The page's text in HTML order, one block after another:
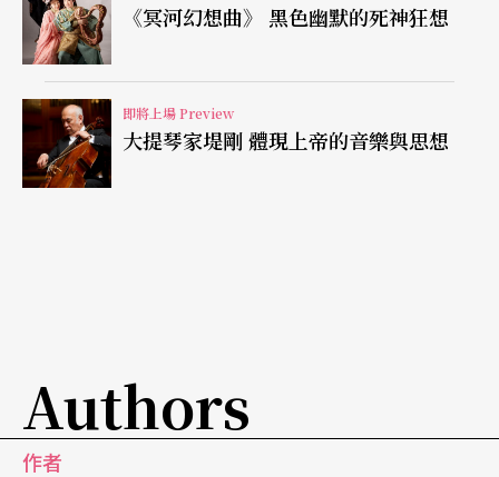
《冥河幻想曲》 黑色幽默的死神狂想
即將上場 Preview
大提琴家堤剛 體現上帝的音樂與思想
Authors
作者